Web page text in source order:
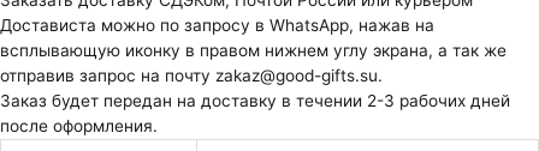
Достависта можно по запросу в WhatsApp, нажав на
всплывающую иконку в правом нижнем углу экрана, а так же
отправив запрос на почту zakaz@good-gifts.su.
Заказ будет передан на доставку в течении 2-3 рабочих дней
после оформления.